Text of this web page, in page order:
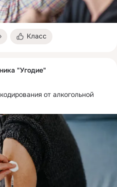
Класс
"Угодие"
от алкогольной